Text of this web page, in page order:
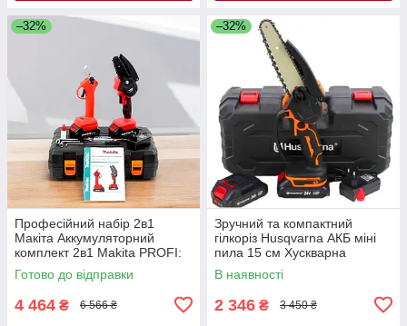
–32%
Професійний набір 2в1
Макіта Аккумуляторний
комплект 2в1 Makita PROFI:
Секатор DUP270 Мініпила
DUC150
Готово до відправки
4 464 ₴ 6 566 ₴
–32%
Зручний та компактний
гілкоріз Husqvarna АКБ міні
пила 15 см Хускварна
Акумуляторна пилка 24V
В наявності
2 346 ₴ 3 450 ₴